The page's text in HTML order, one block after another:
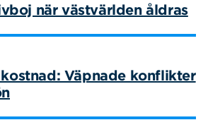
när västvärlden åldras
Väpnade konflikter